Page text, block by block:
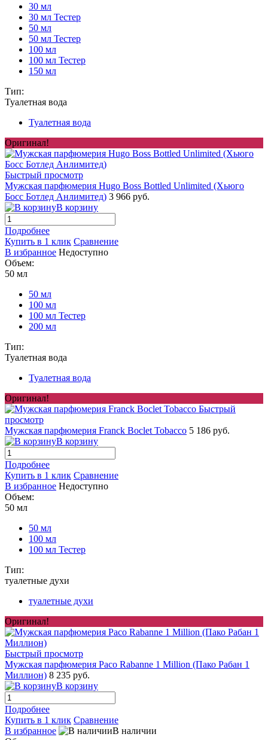
30 мл
30 мл Тестер
50 мл
50 мл Тестер
100 мл
100 мл Тестер
150 мл
Тип:
Туалетная вода
Туалетная вода
Оригинал!
Быстрый просмотр
Мужская парфюмерия Hugo Boss Bottled Unlimited (Хьюго
Босс Ботлед Анлимитед) 3 966 руб.
В корзину
Подробнее
Купить в 1 клик Сравнение
В избранное Недоступно
Объем:
50 мл
50 мл
100 мл
100 мл Тестер
200 мл
Тип:
Туалетная вода
Туалетная вода
Оригинал!
Быстрый
просмотр
Мужская парфюмерия Franck Boclet Tobacco 5 186 руб.
В корзину
Подробнее
Купить в 1 клик Сравнение
В избранное Недоступно
Объем:
50 мл
50 мл
100 мл
100 мл Тестер
Тип:
туалетные духи
туалетные духи
Оригинал!
Быстрый просмотр
Мужская парфюмерия Paco Rabanne 1 Million (Пако Рабан 1
Миллион) 8 235 руб.
В корзину
Подробнее
Купить в 1 клик Сравнение
В избранное
В наличии